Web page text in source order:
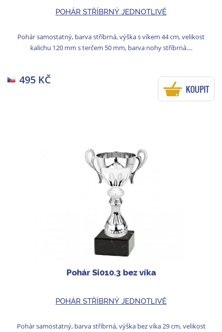
POHÁR STŘÍBRNÝ JEDNOTLIVĚ
Pohár samostatný, barva stříbrná, výška s víkem 44 cm, velikost
kalichu 120 mm s terčem 50 mm, barva nohy stříbrná....
495 KČ
KOUPIT
Pohár Si010.3 bez víka
POHÁR STŘÍBRNÝ JEDNOTLIVĚ
Pohár samostatný, barva stříbrná, výška bez víka 29 cm, velikost